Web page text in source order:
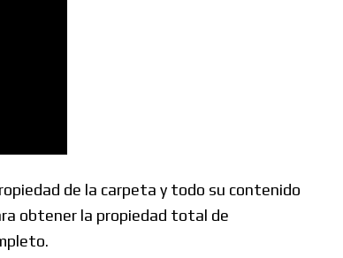
de la carpeta y todo su contenido
obtener la propiedad total de